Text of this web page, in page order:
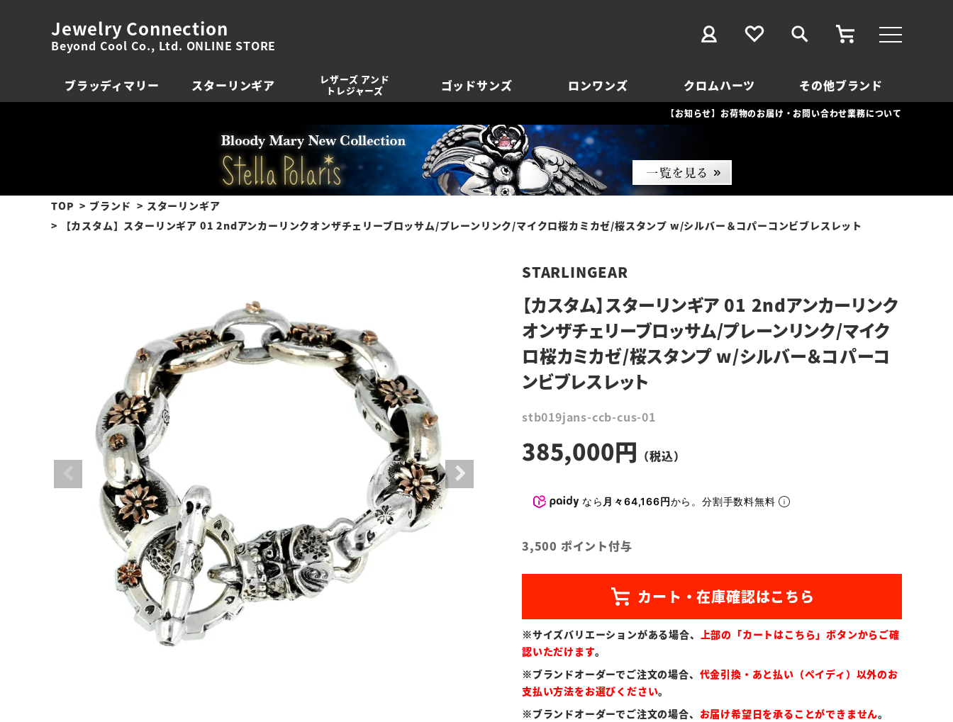
Jewelry Connection
Beyond Cool Co., Ltd. ONLINE STORE
ブラッディマリー スターリンギア
レザーズ アンド
トレジャーズ
ゴッドサンズ ロンワンズ クロムハーツ その他ブランド
【お知らせ】お荷物のお届け・お問い合わせ業務について
TOP ブランド
スターリンギア
【カスタム】スターリンギア 01 2ndアンカーリンクオンザチェリーブロッサム/プレーンリンク/マイクロ桜カミカゼ/桜スタンプ w/シルバー＆コパーコンビブレスレット
STARLINGEAR
【カスタム】スターリンギア 01 2ndアンカーリンク
オンザチェリーブロッサム/プレーンリンク/マイク
ロ桜カミカゼ/桜スタンプ w/シルバー＆コパーコ
ンビブレスレット
stb019jans-ccb-cus-01
385,000
なら 月々64,166円から。分割手数料無料
3,500 ポイント付与
※サイズバリエーションがある場合、
上部の「カートはこちら」ボタンからご確
認いただけます。
※ブランドオーダーでご注文の場合、 代金引換・あと払い（ペイディ）以外のお
支払い方法をお選びください。
※ブランドオーダーでご注文の場合、 お届け希望日を承ることができません。